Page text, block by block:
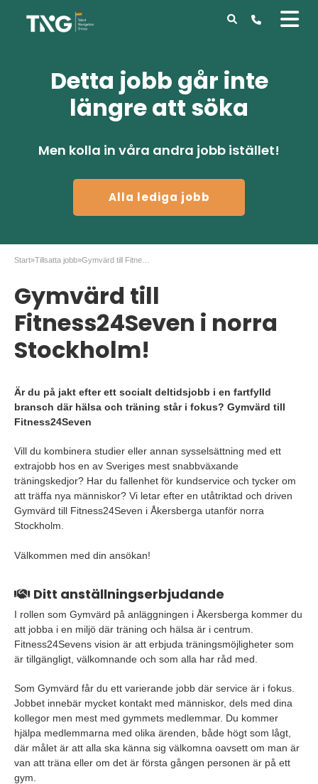
Detta jobb går inte
längre att söka
Men kolla in våra andra jobb istället!
Alla lediga jobb
Start»Tillsatta jobb»
Gymvärd till
Fitness24Seven i norra
Stockholm!
Är du på jakt efter ett socialt deltidsjobb i en fartfylld
bransch där hälsa och träning står i fokus? Gymvärd till
Fitness24Seven
Vill du kombinera studier eller annan sysselsättning med ett
extrajobb hos en av Sveriges mest snabbväxande
träningskedjor? Har du fallenhet för kundservice och tycker om
att träffa nya människor? Vi letar efter en utåtriktad och driven
Gymvärd till Fitness24Seven i Åkersberga utanför norra
Stockholm.
Välkommen med din ansökan!
Ditt anställningserbjudande
I rollen som Gymvärd på anläggningen i Åkersberga kommer du
att jobba i en miljö där träning och hälsa är i centrum.
Fitness24Sevens vision är att erbjuda träningsmöjligheter som
är tillgängligt, välkomnande och som alla har råd med.
Som Gymvärd får du ett varierande jobb där service är i fokus.
Jobbet innebär mycket kontakt med människor, dels med dina
kollegor men mest med gymmets medlemmar. Du kommer
hjälpa medlemmarna med olika ärenden, både högt som lågt,
där målet är att alla ska känna sig välkomna oavsett om man är
van att träna eller om det är första gången personen är på ett
gym.